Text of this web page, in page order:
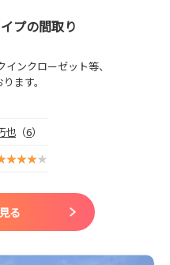
プの間取り
ンクローゼット等、
ます。
也 （6）
る